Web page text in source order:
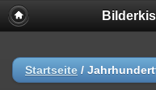
Startseite /